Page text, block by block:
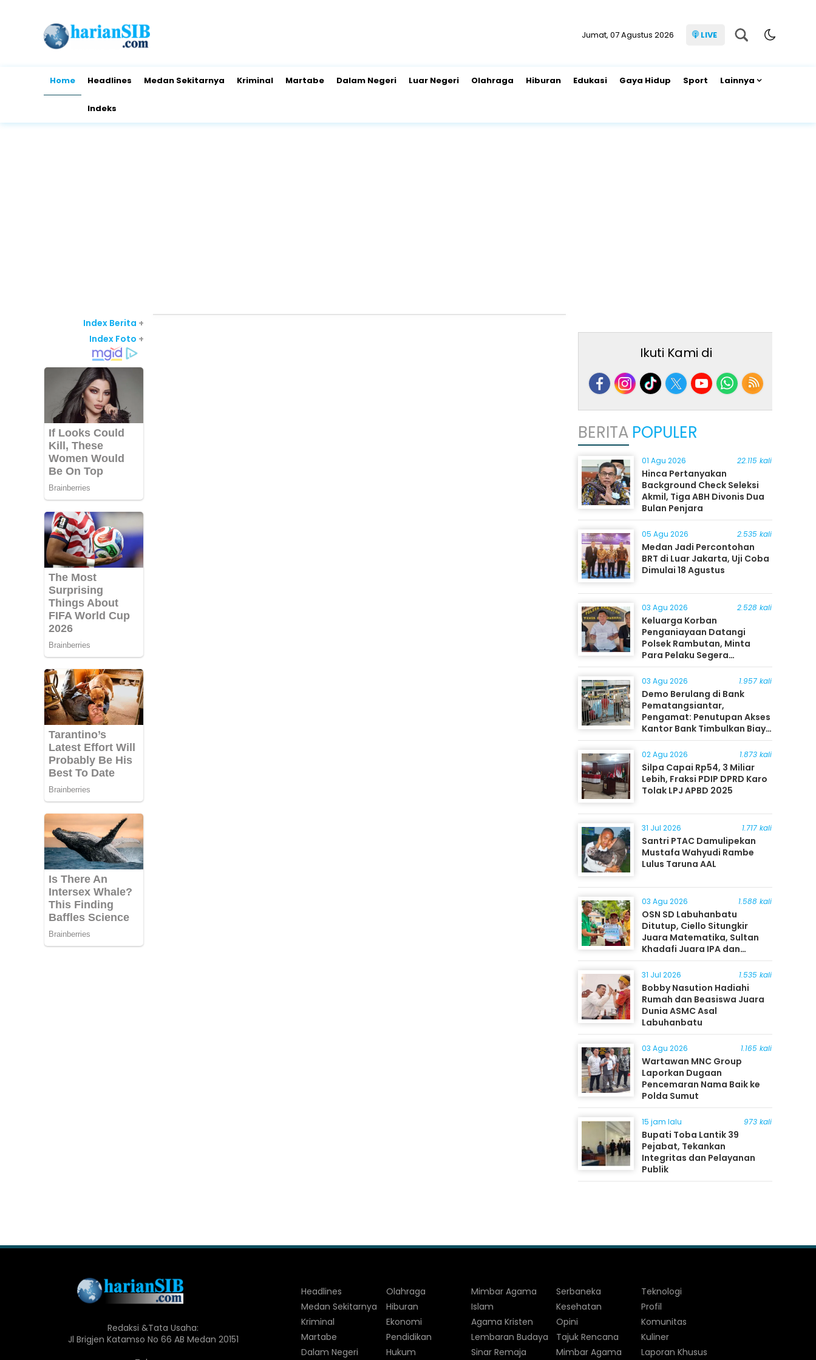
Jumat, 07 Agustus 2026 LIVE
Home Headlines Medan Sekitarnya Kriminal Martabe Dalam Negeri Luar Negeri Olahraga Hiburan Edukasi Gaya Hidup Sport Lainnya
Indeks
Index Berita +
Index Foto +
Ikuti Kami di
BERITA POPULER
01 Agu 2026 22.115 kali
Hinca Pertanyakan
Background Check Seleksi
Akmil, Tiga ABH Divonis Dua
Bulan Penjara
05 Agu 2026 2.535 kali
Medan Jadi Percontohan
BRT di Luar Jakarta, Uji Coba
Dimulai 18 Agustus
03 Agu 2026 2.528 kali
Keluarga Korban
Penganiayaan Datangi
Polsek Rambutan, Minta
Para Pelaku Segera
Ditangkap
03 Agu 2026 1.957 kali
Demo Berulang di Bank
Pematangsiantar,
Pengamat: Penutupan Akses
Kantor Bank Timbulkan Biaya
Ekonomi bagi Masyarakat
02 Agu 2026 1.873 kali
Silpa Capai Rp54, 3 Miliar
Lebih, Fraksi PDIP DPRD Karo
Tolak LPJ APBD 2025
31 Jul 2026 1.717 kali
Santri PTAC Damulipekan
Mustafa Wahyudi Rambe
Lulus Taruna AAL
03 Agu 2026 1.588 kali
OSN SD Labuhanbatu
Ditutup, Ciello Situngkir
Juara Matematika, Sultan
Khadafi Juara IPA dan
Timothy Rangkuti Juara IPS
31 Jul 2026 1.535 kali
Bobby Nasution Hadiahi
Rumah dan Beasiswa Juara
Dunia ASMC Asal
Labuhanbatu
03 Agu 2026 1.165 kali
Wartawan MNC Group
Laporkan Dugaan
Pencemaran Nama Baik ke
Polda Sumut
15 jam lalu 973 kali
Bupati Toba Lantik 39
Pejabat, Tekankan
Integritas dan Pelayanan
Publik
Redaksi &Tata Usaha:
Jl Brigjen Katamso No 66 AB Medan 20151
Headlines
Medan Sekitarnya
Kriminal
Martabe
Dalam Negeri
Olahraga
Hiburan
Ekonomi
Pendidikan
Hukum
Mimbar Agama
Islam
Agama Kristen
Lembaran Budaya
Sinar Remaja
Serbaneka
Kesehatan
Opini
Tajuk Rencana
Mimbar Agama
Teknologi
Profil
Komunitas
Kuliner
Laporan Khusus